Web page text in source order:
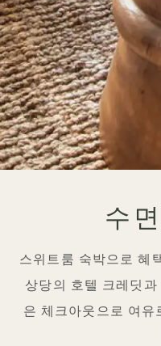
수
스위트룸 숙박으로 혜
상당의 호텔 크레딧
은 체크아웃으로 여유